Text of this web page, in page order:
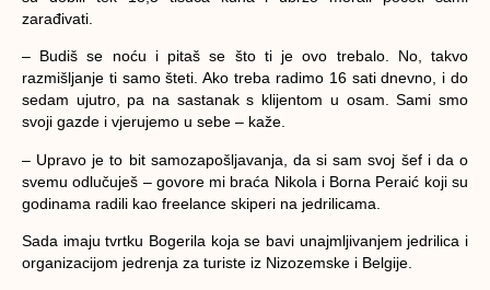
zarađivati.
– Budiš se noću i pitaš se što ti je ovo trebalo. No, takvo
razmišljanje ti samo šteti. Ako treba radimo 16 sati dnevno, i do
sedam ujutro, pa na sastanak s klijentom u osam. Sami smo
svoji gazde i vjerujemo u sebe – kaže.
– Upravo je to bit samozapošljavanja, da si sam svoj šef i da o
svemu odlučuješ – govore mi braća Nikola i Borna Peraić koji su
godinama radili kao freelance skiperi na jedrilicama.
Sada imaju tvrtku Bogerila koja se bavi unajmljivanjem jedrilica i
organizacijom jedrenja za turiste iz Nizozemske i Belgije.